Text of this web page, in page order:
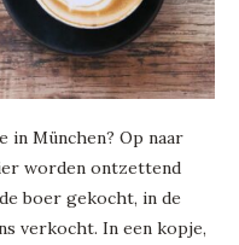
in München? Op naar
worden ontzettend
boer gekocht, in de
verkocht. In een kopje,